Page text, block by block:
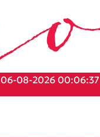
06-08-2026 00:06:37